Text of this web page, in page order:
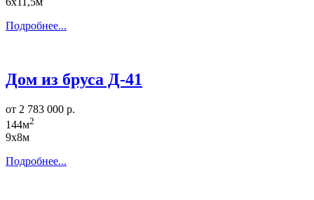
Подробнее...
Дом из бруса Д-41
от 2 783 000 р.
144м2
9х8м
Подробнее...